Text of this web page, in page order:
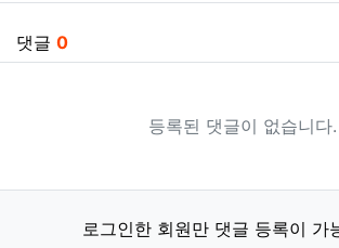
댓글 0
등록된 댓글이 없습니다.
로그인한 회원만 댓글 등록이 가